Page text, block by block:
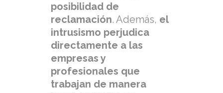
posibilidad de
reclamación. Además, el
intrusismo perjudica
directamente a las
empresas y
profesionales que
trabajan de manera